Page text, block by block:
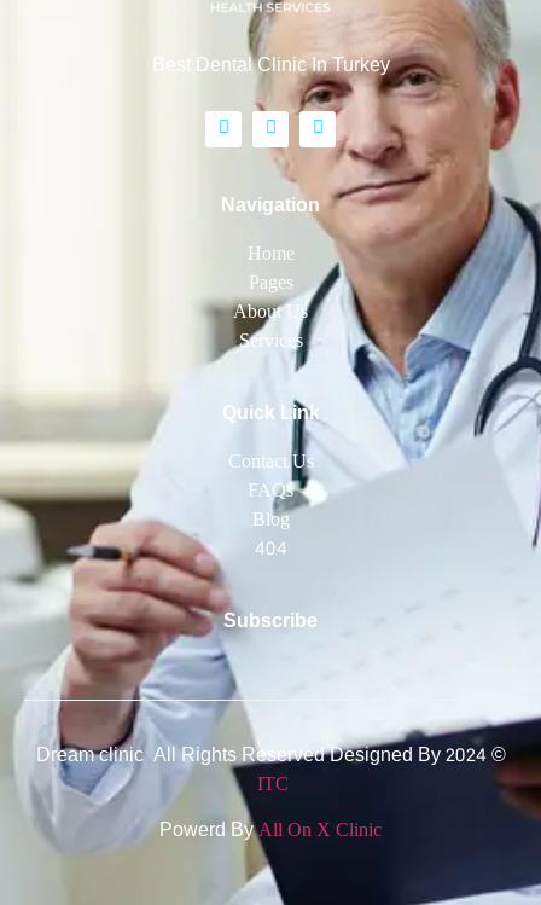
Best Dental Clinic In Turkey
Navigation
Home
Pages
About Us
Services
Quick Link
Contact Us
FAQs
Blog
404
Subscribe
© 2024 Dream clinic All Rights Reserved Designed By
ITC
Powerd ByAll On X Clinic